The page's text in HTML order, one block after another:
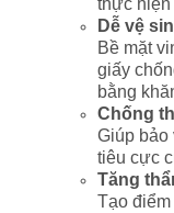
thực
Dễ vệ
Bề mặt
giấy
bằng
Chống
Giúp bảo
tiêu cực
Tăng
Tạo